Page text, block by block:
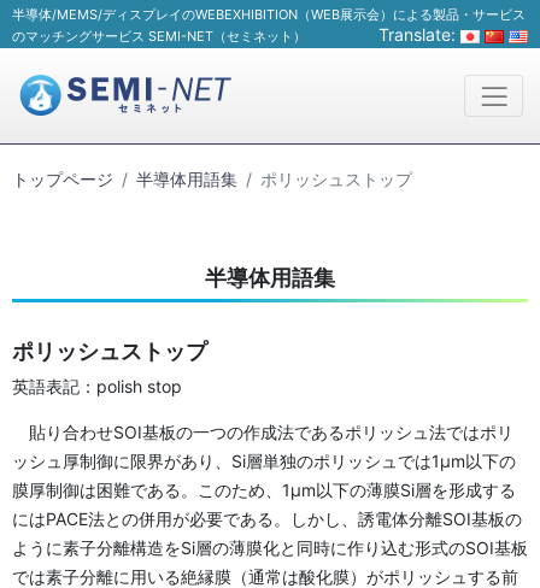
半導体/MEMS/ディスプレイのWEBEXHIBITION（WEB展示会）による製品・サービス
のマッチングサービス SEMI-NET（セミネット）
Translate:
トップページ 半導体用語集 ポリッシュストップ
半導体用語集
ポリッシュストップ
英語表記：polish stop
貼り合わせSOI基板の一つの作成法であるポリッシュ法ではポリ
ッシュ厚制御に限界があり、Si層単独のポリッシュでは1μm以下の
膜厚制御は困難である。このため、1μm以下の薄膜Si層を形成する
にはPACE法との併用が必要である。しかし、誘電体分離SOI基板の
ように素子分離構造をSi層の薄膜化と同時に作り込む形式のSOI基板
では素子分離に用いる絶縁膜（通常は酸化膜）がポリッシュする前